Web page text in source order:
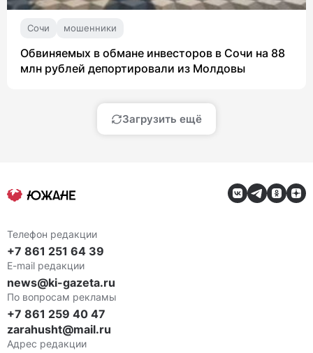
Сочи мошенники
Обвиняемых в обмане инвесторов в Сочи на 88
млн рублей депортировали из Молдовы
Загрузить ещё
Телефон редакции
+7 861 251 64 39
E-mail редакции
news@ki-gazeta.ru
По вопросам рекламы
+7 861 259 40 47
zarahusht@mail.ru
Адрес редакции